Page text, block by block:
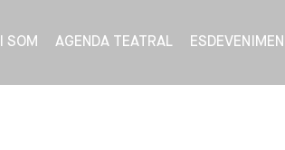
SOM AGENDA TEATRAL